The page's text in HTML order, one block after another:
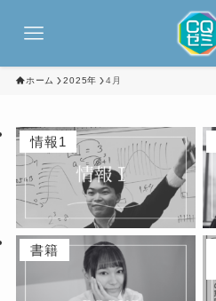
ホーム 2025年 4月
情報1
書籍